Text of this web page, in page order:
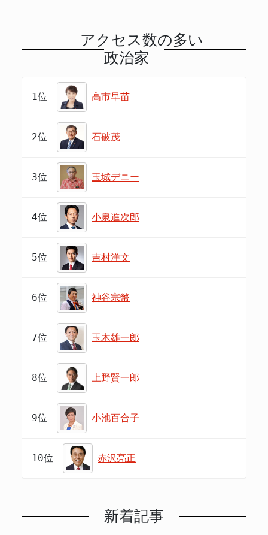
アクセス数の多い
政治家
1位 高市早苗
2位 石破茂
3位 玉城デニー
4位 小泉進次郎
5位 吉村洋文
6位 神谷宗幣
7位 玉木雄一郎
8位 上野賢一郎
9位 小池百合子
10位 赤沢亮正
新着記事